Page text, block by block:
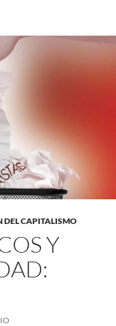
DEL CAPITALISMO
Y